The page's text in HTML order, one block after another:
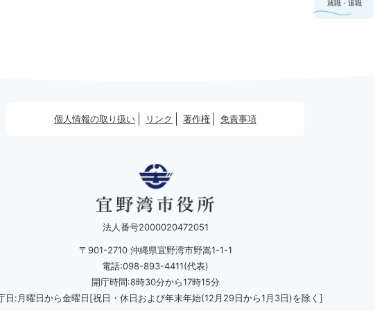
就職・退職
個人情報の取り扱い リンク 著作権 免責事項
法人番号2000020472051
〒901-2710 沖縄県宜野湾市野嵩1-1-1
電話:098-893-4411(代表)
開庁時間:8時30分から17時15分
日:月曜日から金曜日[祝日・休日および年末年始(12月29日から1月3日)を除く]